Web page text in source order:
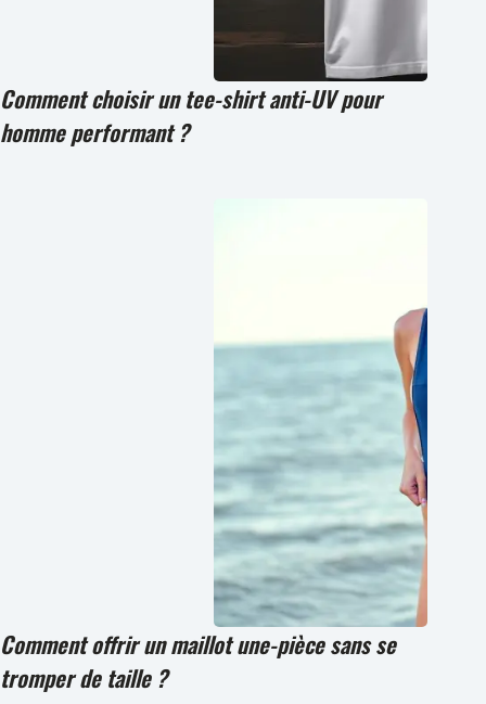
Comment choisir un tee-shirt anti-UV pour
homme performant ?
Comment offrir un maillot une-pièce sans se
tromper de taille ?